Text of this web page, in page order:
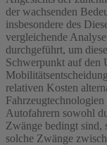
der wachsenden
insbesondere des
vergleichende
durchgeführt, um
Schwerpunkt auf den
relativen Kosten
Autofahrern sowohl
Zwänge bedingt sind,
solche Zwänge